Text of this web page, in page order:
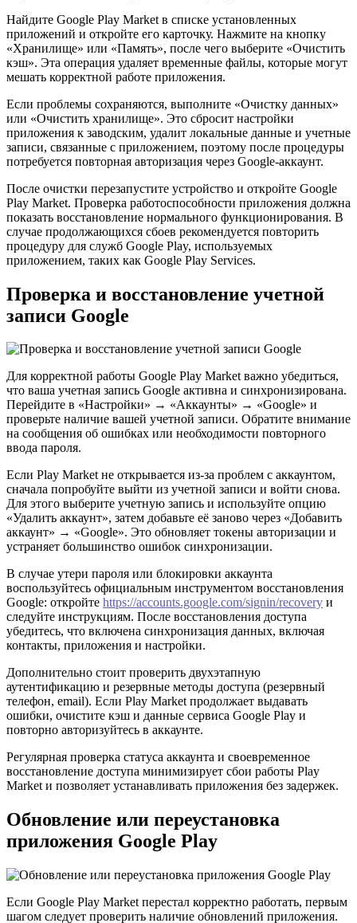
Найдите Google Play Market в списке установленных
приложений и откройте его карточку. Нажмите на кнопку
«Хранилище» или «Память», после чего выберите «Очистить
кэш». Эта операция удаляет временные файлы, которые могут
мешать корректной работе приложения.
Если проблемы сохраняются, выполните «Очистку данных»
или «Очистить хранилище». Это сбросит настройки
приложения к заводским, удалит локальные данные и учетные
записи, связанные с приложением, поэтому после процедуры
потребуется повторная авторизация через Google-аккаунт.
После очистки перезапустите устройство и откройте Google
Play Market. Проверка работоспособности приложения должна
показать восстановление нормального функционирования. В
случае продолжающихся сбоев рекомендуется повторить
процедуру для служб Google Play, используемых
приложением, таких как Google Play Services.
Проверка и восстановление учетной
записи Google
Для корректной работы Google Play Market важно убедиться,
что ваша учетная запись Google активна и синхронизирована.
Перейдите в «Настройки» → «Аккаунты» → «Google» и
проверьте наличие вашей учетной записи. Обратите внимание
на сообщения об ошибках или необходимости повторного
ввода пароля.
Если Play Market не открывается из-за проблем с аккаунтом,
сначала попробуйте выйти из учетной записи и войти снова.
Для этого выберите учетную запись и используйте опцию
«Удалить аккаунт», затем добавьте её заново через «Добавить
аккаунт» → «Google». Это обновляет токены авторизации и
устраняет большинство ошибок синхронизации.
В случае утери пароля или блокировки аккаунта
воспользуйтесь официальным инструментом восстановления
Google: откройте https://accounts.google.com/signin/recovery и
следуйте инструкциям. После восстановления доступа
убедитесь, что включена синхронизация данных, включая
контакты, приложения и настройки.
Дополнительно стоит проверить двухэтапную
аутентификацию и резервные методы доступа (резервный
телефон, email). Если Play Market продолжает выдавать
ошибки, очистите кэш и данные сервиса Google Play и
повторно авторизуйтесь в аккаунте.
Регулярная проверка статуса аккаунта и своевременное
восстановление доступа минимизирует сбои работы Play
Market и позволяет устанавливать приложения без задержек.
Обновление или переустановка
приложения Google Play
Если Google Play Market перестал корректно работать, первым
шагом следует проверить наличие обновлений приложения.